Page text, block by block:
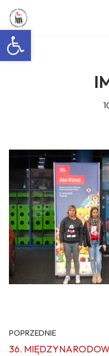
Otwórz pasek narzędzi
Przejdź
do
POPRZEDNIE
36.